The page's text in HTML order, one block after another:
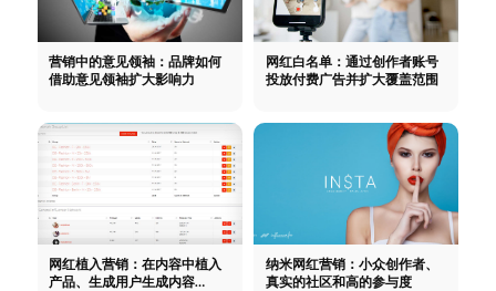
营销中的意见领袖：品牌如何
借助意见领袖扩大影响力
网红白名单：通过创作者账号
投放付费广告并扩大覆盖范围
网红植入营销：在内容中植入
产品、生成用户生成内容
纳米网红营销：小众创作者、
真实的社区和高的参与度